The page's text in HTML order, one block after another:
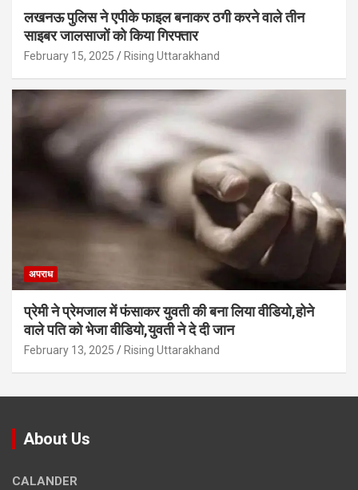
लखनऊ पुलिस ने एपीके फाइल बनाकर ठगी करने वाले तीन
साइबर जालसाजों को किया गिरफ्तार
February 15, 2025 Rising Uttarakhand
अपराध
प्रेमी ने प्रेमजाल में फंसाकर युवती की बना लिया वीडियो,होने
वाले पत‍ि को भेजा वीड‍ियो,युवती ने दे दी जान
February 13, 2025 Rising Uttarakhand
About Us
CALANDER